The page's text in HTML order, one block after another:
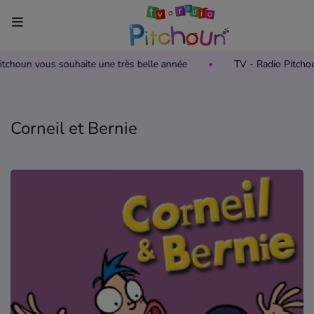
vous souhaite une très belle année TV - Radio
Accueil
Replay TV Pitchoun
Où regarder TV Pitchoun ?
Grille des programmes Radio
Podcasts
Corneil et Bernie